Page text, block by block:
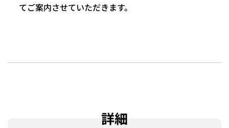
てご案内させていただきます。
詳細